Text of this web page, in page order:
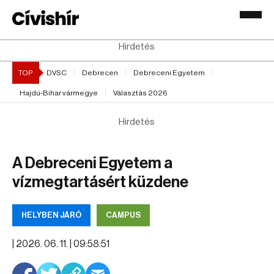
Hirdetés
TOP DVSC Debrecen Debreceni Egyetem
Hajdú-Bihar vármegye Választás 2026
Hirdetés
A Debreceni Egyetem a
vízmegtartásért küzdene
HELYBEN JÁRÓ CAMPUS
2026. 06. 11. | 09:58:51